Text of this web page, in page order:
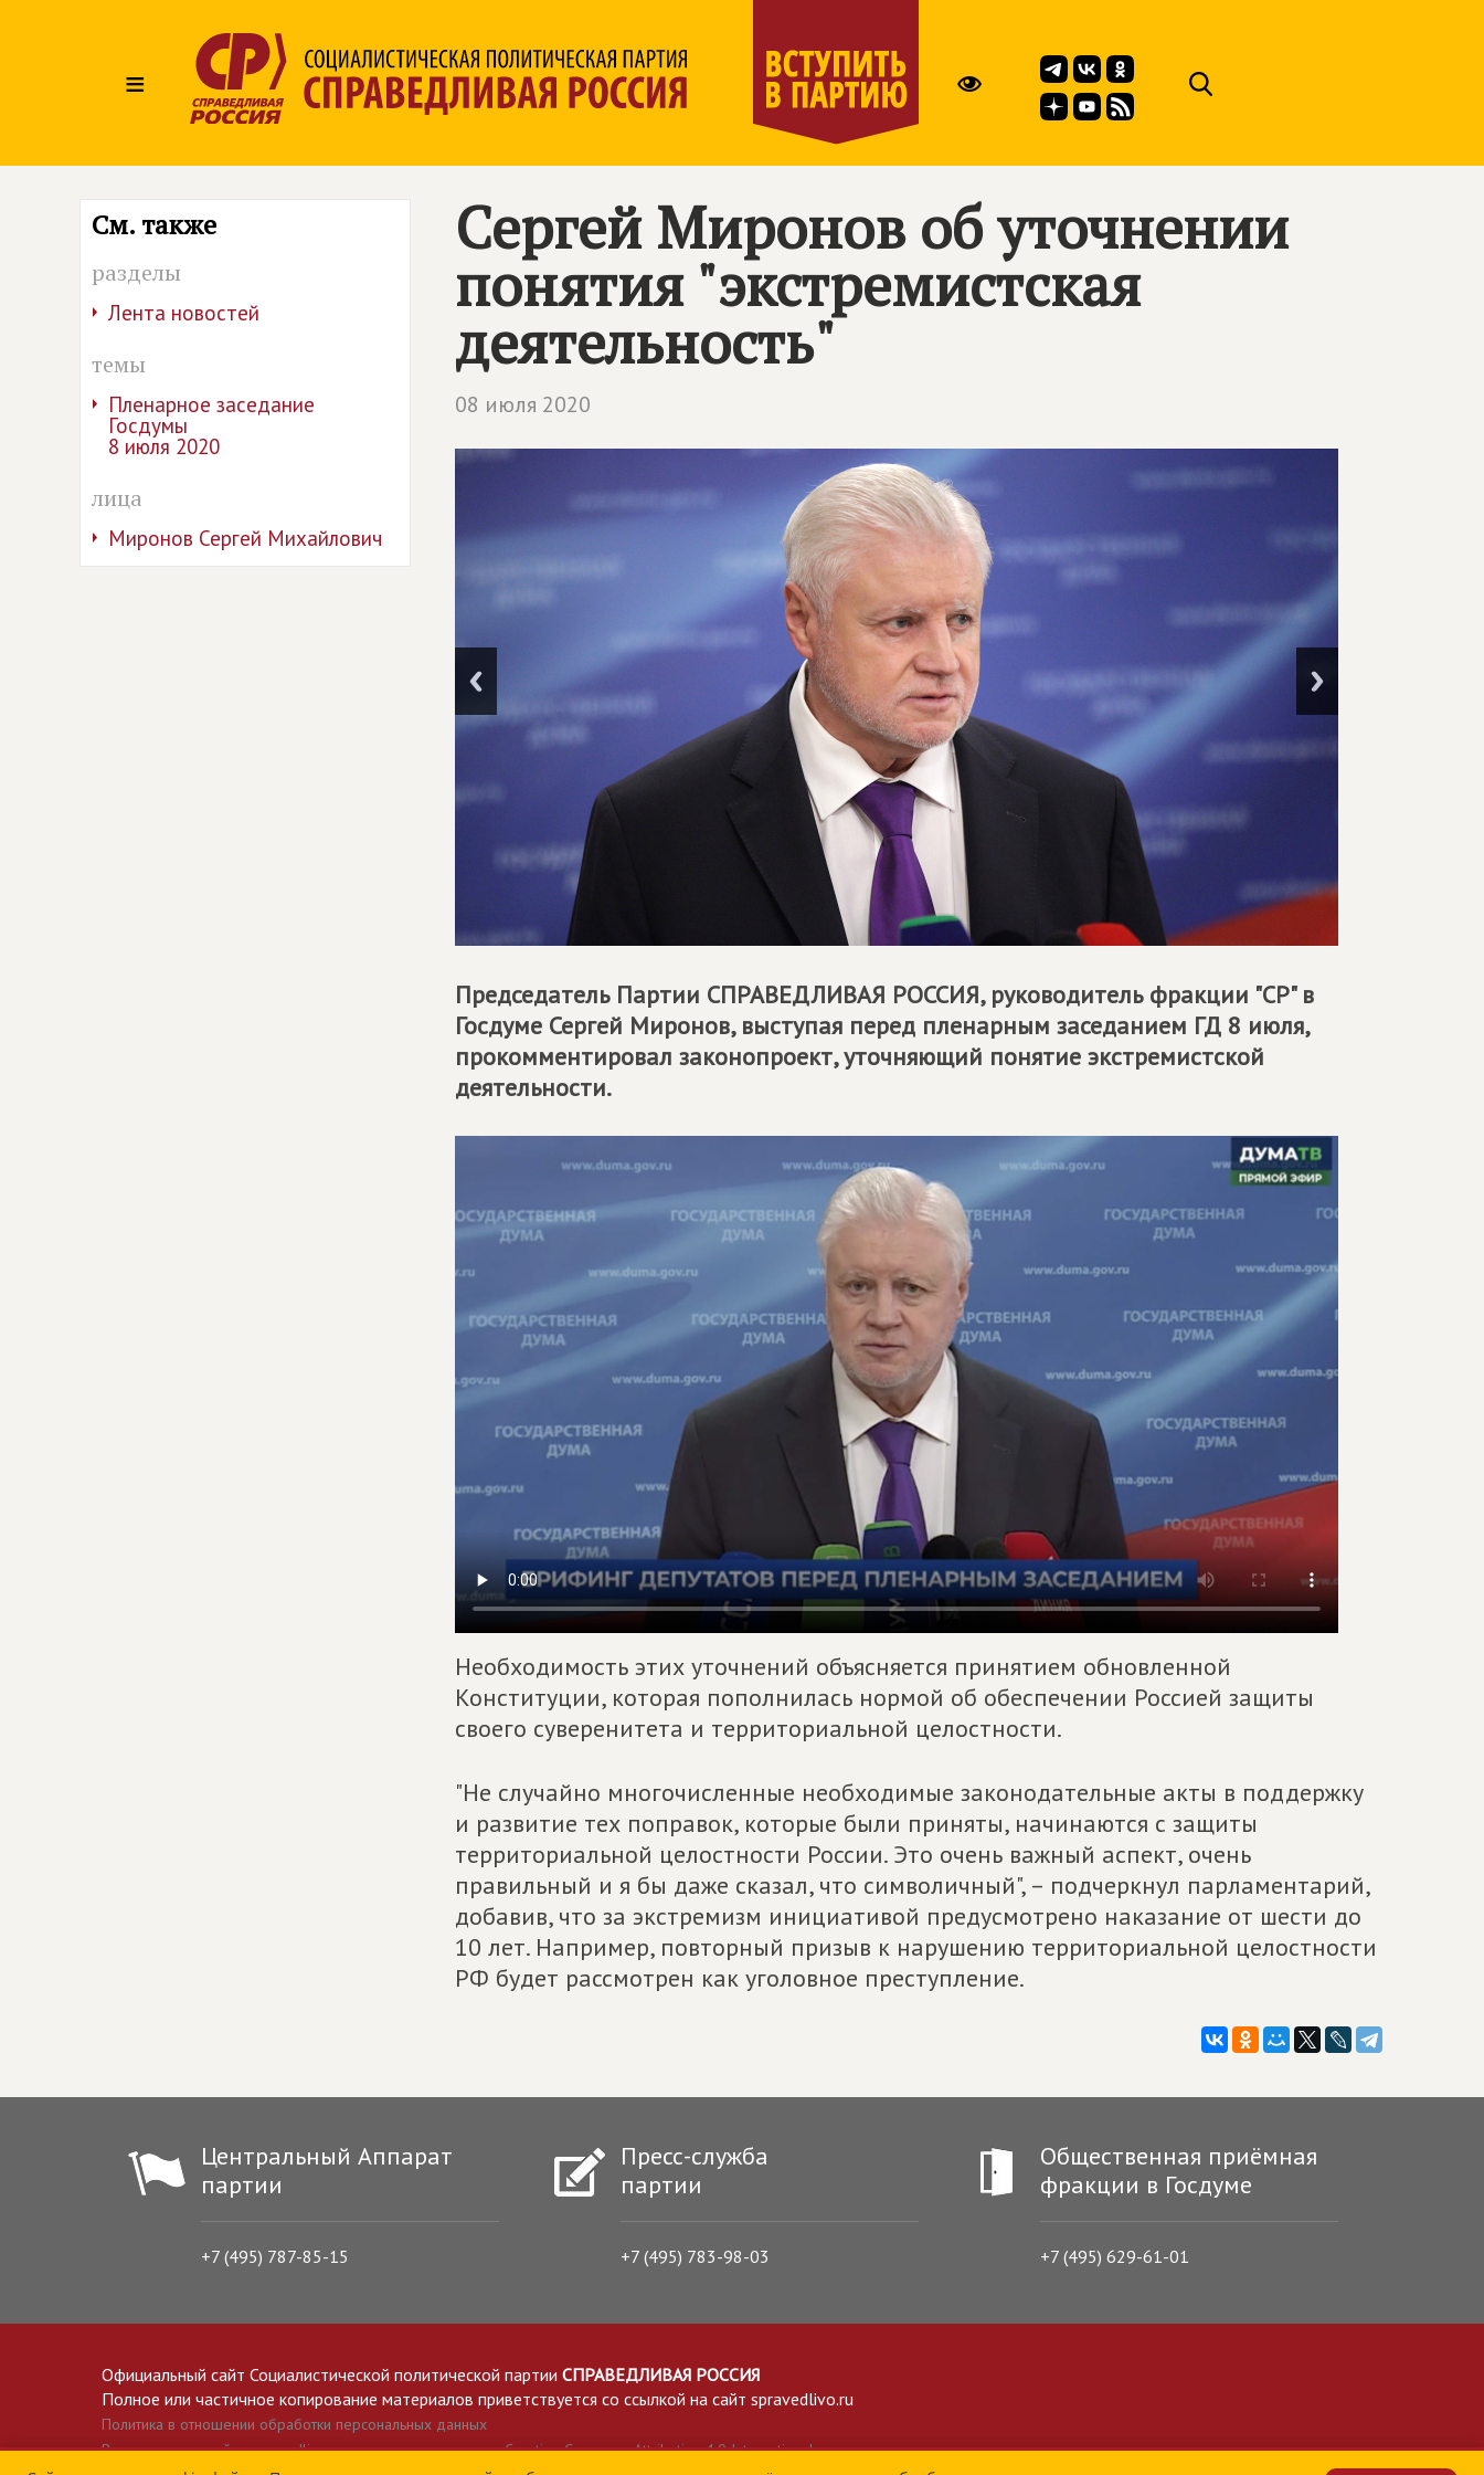
≡
См. также
разделы
Лента новостей
темы
Пленарное заседание
Госдумы
8 июля 2020
лица
Миронов Сергей Михайлович
Сергей Миронов об уточнении
понятия "экстремистская
деятельность"
08 июля 2020
Председатель Партии СПРАВЕДЛИВАЯ РОССИЯ, руководитель фракции "СР" в
Госдуме Сергей Миронов, выступая перед пленарным заседанием ГД 8 июля,
прокомментировал законопроект, уточняющий понятие экстремистской
деятельности.
Необходимость этих уточнений объясняется принятием обновленной
Конституции, которая пополнилась нормой об обеспечении Россией защиты
своего суверенитета и территориальной целостности.
"Не случайно многочисленные необходимые законодательные акты в поддержку
и развитие тех поправок, которые были приняты, начинаются с защиты
территориальной целостности России. Это очень важный аспект, очень
правильный и я бы даже сказал, что символичный", – подчеркнул парламентарий,
добавив, что за экстремизм инициативой предусмотрено наказание от шести до
10 лет. Например, повторный призыв к нарушению территориальной целостности
РФ будет рассмотрен как уголовное преступление.
Центральный Аппарат
партии
+7 (495) 787-85-15
Пресс-служба
партии
+7 (495) 783-98-03
Общественная приёмная
фракции в Госдуме
+7 (495) 629-61-01
Официальный сайт Социалистической политической партии СПРАВЕДЛИВАЯ РОССИЯ
Полное или частичное копирование материалов приветствуется со ссылкой на сайт spravedlivo.ru
Политика в отношении обработки персональных данных
Все материалы сайта spravedlivo.ru доступны по лицензии Creative Commons Attribution 4.0 International